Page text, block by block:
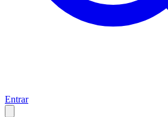
Entrar